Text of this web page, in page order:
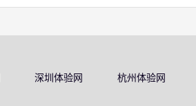
深圳体验网 杭州体验网